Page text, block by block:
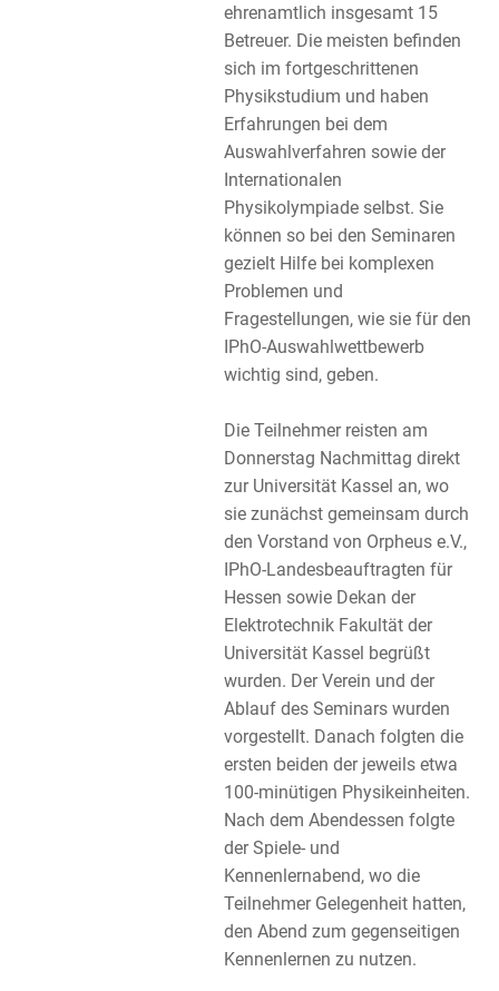
ehrenamtlich insgesamt 15
Betreuer. Die meisten befinden
sich im fortgeschrittenen
Physikstudium und haben
Erfahrungen bei dem
Auswahlverfahren sowie der
Internationalen
Physikolympiade selbst. Sie
können so bei den Seminaren
gezielt Hilfe bei komplexen
Problemen und
Fragestellungen, wie sie für den
IPhO-Auswahlwettbewerb
wichtig sind, geben.
Die Teilnehmer reisten am
Donnerstag Nachmittag direkt
zur Universität Kassel an, wo
sie zunächst gemeinsam durch
den Vorstand von Orpheus e.V.,
IPhO-Landesbeauftragten für
Hessen sowie Dekan der
Elektrotechnik Fakultät der
Universität Kassel begrüßt
wurden. Der Verein und der
Ablauf des Seminars wurden
vorgestellt. Danach folgten die
ersten beiden der jeweils etwa
100-minütigen Physikeinheiten.
Nach dem Abendessen folgte
der Spiele- und
Kennenlernabend, wo die
Teilnehmer Gelegenheit hatten,
den Abend zum gegenseitigen
Kennenlernen zu nutzen.